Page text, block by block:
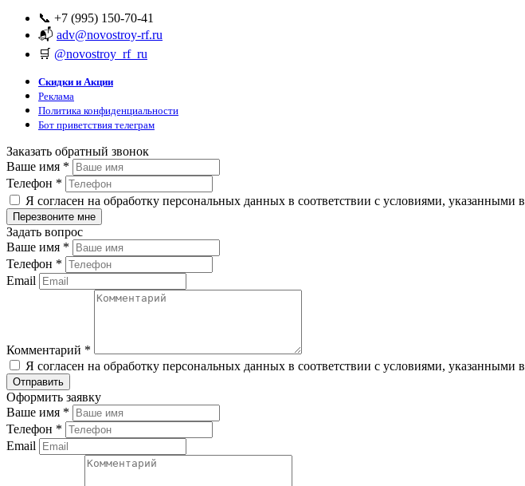
📞 +7 (995) 150-70-41
📬 adv@novostroy-rf.ru
🛒 @novostroy_rf_ru
Скидки и Акции
Реклама
Политика конфиденциальности
Бот приветствия телеграм
Заказать обратный звонок
Ваше имя *
Телефон *
Я согласен на обработку персональных данных в соответствии с условиями, указанными в
Задать вопрос
Ваше имя *
Телефон *
Email
Комментарий *
Я согласен на обработку персональных данных в соответствии с условиями, указанными в
Оформить заявку
Ваше имя *
Телефон *
Email